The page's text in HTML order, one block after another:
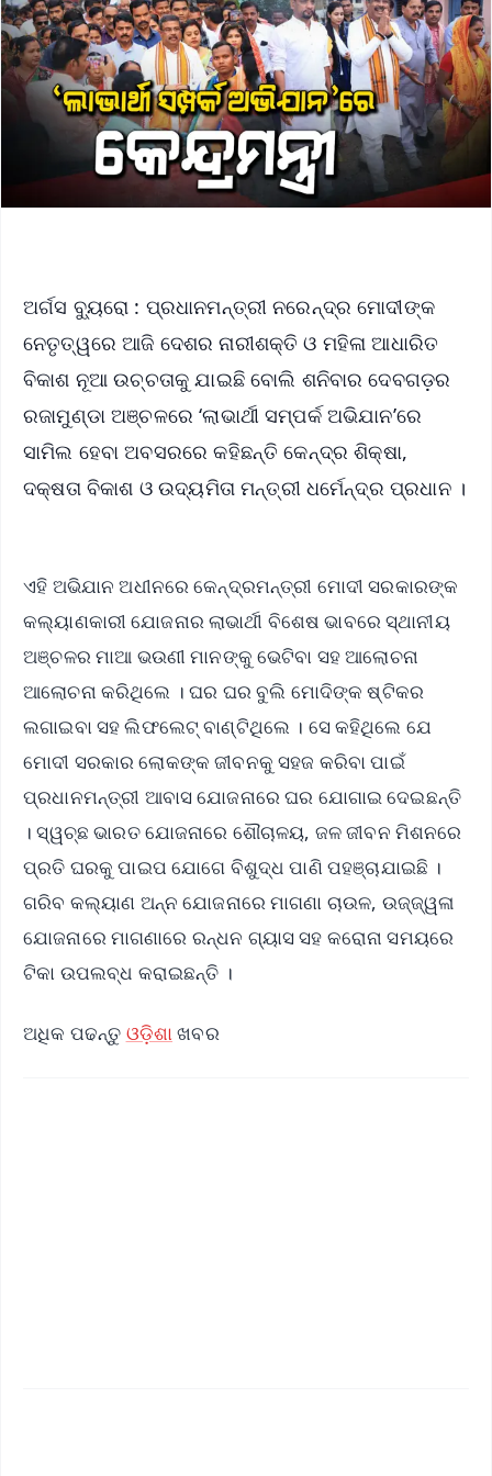
ଅର୍ଗସ ବ୍ୟୁରୋ : ପ୍ରଧାନମନ୍ତ୍ରୀ ନରେନ୍ଦ୍ର ମୋଦୀଙ୍କ
ନେତୃତ୍ୱରେ ଆଜି ଦେଶର ନାରୀଶକ୍ତି ଓ ମହିଳା ଆଧାରିତ
ବିକାଶ ନୂଆ ଉଚ୍ଚତାକୁ ଯାଇଛି ବୋଲି ଶନିବାର ଦେବଗଡ଼ର
ରଜାମୁଣ୍ଡା ଅଞ୍ଚଳରେ ‘ଲାଭାର୍ଥୀ ସମ୍ପର୍କ ଅଭିଯାନ’ରେ
ସାମିଲ ହେବା ଅବସରରେ କହିଛନ୍ତି କେନ୍ଦ୍ର ଶିକ୍ଷା,
ଦକ୍ଷତା ବିକାଶ ଓ ଉଦ୍ୟମିତା ମନ୍ତ୍ରୀ ଧର୍ମେନ୍ଦ୍ର ପ୍ରଧାନ ।
ଏହି ଅଭିଯାନ ଅଧୀନରେ କେନ୍ଦ୍ରମନ୍ତ୍ରୀ ମୋଦୀ ସରକାରଙ୍କ
କଲ୍ୟାଣକାରୀ ଯୋଜନାର ଲାଭାର୍ଥୀ ବିଶେଷ ଭାବରେ ସ୍ଥାନୀୟ
ଅଞ୍ଚଳର ମାଆ ଭଉଣୀ ମାନଙ୍କୁ ଭେଟିବା ସହ ଆଲୋଚନା
ଆଲୋଚନା କରିଥିଲେ । ଘର ଘର ବୁଲି ମୋଦିଙ୍କ ଷ୍ଟିକର
ଲଗାଇବା ସହ ଲିଫଲେଟ୍ ବାଣ୍ଟିଥିଲେ । ସେ କହିଥିଲେ ଯେ
ମୋଦୀ ସରକାର ଲୋକଙ୍କ ଜୀବନକୁ ସହଜ କରିବା ପାଇଁ
ପ୍ରଧାନମନ୍ତ୍ରୀ ଆବାସ ଯୋଜନାରେ ଘର ଯୋଗାଇ ଦେଇଛନ୍ତି
। ସ୍ୱଚ୍ଛ ଭାରତ ଯୋଜନାରେ ଶୌଚାଳୟ, ଜଳ ଜୀବନ ମିଶନରେ
ପ୍ରତି ଘରକୁ ପାଇପ ଯୋଗେ ବିଶୁଦ୍ଧ ପାଣି ପହଞ୍ଚାଯାଇଛି ।
ଗରିବ କଲ୍ୟାଣ ଅନ୍ନ ଯୋଜନାରେ ମାଗଣା ଚାଉଳ, ଉଜ୍ଜ୍ୱଳା
ଯୋଜନାରେ ମାଗଣାରେ ରନ୍ଧନ ଗ୍ୟାସ ସହ କରୋନା ସମୟରେ
ଟିକା ଉପଲବ୍ଧ କରାଇଛନ୍ତି ।
ଅଧିକ ପଢନ୍ତୁ ଓଡ଼ିଶା ଖବର